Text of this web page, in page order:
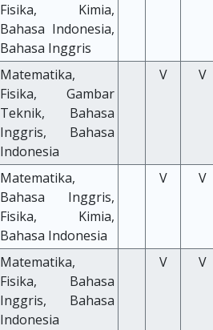
Fisika, Kimia,
Bahasa Indonesia,
Bahasa Inggris
Matematika,
Fisika, Gambar
Teknik, Bahasa
Inggris, Bahasa
Indonesia
V V
Matematika,
Bahasa Inggris,
Fisika, Kimia,
Bahasa Indonesia
V V
Matematika,
Fisika, Bahasa
Inggris, Bahasa
Indonesia
V V